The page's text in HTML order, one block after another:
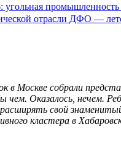
угольная
отрасли ДФО —
в Москве собрали
Оказалось, нечем.
свой
кластера в